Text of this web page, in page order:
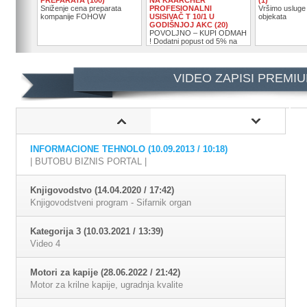
Sniženje cena preparata
kompanije FOHOW
PROFESIONALNI
USISIVAČ T 10/1 U
GODIŠNJOJ AKC (20)
POVOLJNO – KUPI ODMAH
! Dodatni popust od 5% na
Vršimo
objekata
VIDEO ZAPISI
INFORMACIONE TEHNOLO (10.09.2013 / 10:18)
| BUTOBU BIZNIS PORTAL |
Knjigovodstvo (14.04.2020 / 17:42)
Knjigovodstveni program - Sifarnik organ
Kategorija 3 (10.03.2021 / 13:39)
Video 4
Motori za kapije (28.06.2022 / 21:42)
Motor za krilne kapije, ugradnja kvalite